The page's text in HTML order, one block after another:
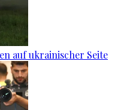
auf ukrainischer Seite